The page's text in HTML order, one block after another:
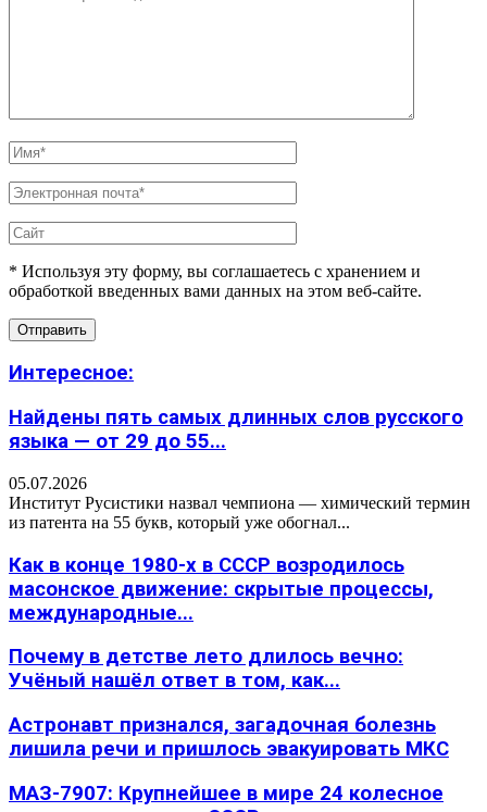
* Используя эту форму, вы соглашаетесь с хранением и
обработкой введенных вами данных на этом веб-сайте.
Интересное:
Найдены пять самых длинных слов русского
языка — от 29 до 55...
05.07.2026
Институт Русистики назвал чемпиона — химический термин
из патента на 55 букв, который уже обогнал...
Как в конце 1980-х в СССР возродилось
масонское движение: скрытые процессы,
международные...
Почему в детстве лето длилось вечно:
Учёный нашёл ответ в том, как...
Астронавт признался, загадочная болезнь
лишила речи и пришлось эвакуировать МКС
МАЗ-7907: Крупнейшее в мире 24 колесное